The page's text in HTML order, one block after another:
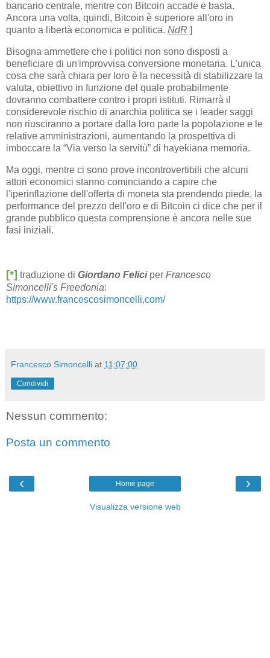
bancario centrale, mentre con Bitcoin accade e basta.
Ancora una volta, quindi, Bitcoin è superiore all'oro in
quanto a libertà economica e politica. NdR
Bisogna ammettere che i politici non sono disposti a
beneficiare di un'improvvisa conversione monetaria. L'unica
cosa che sarà chiara per loro è la necessità di stabilizzare la
valuta, obiettivo in funzione del quale probabilmente
dovranno combattere contro i propri istituti. Rimarrà il
considerevole rischio di anarchia politica se i leader saggi
non riusciranno a portare dalla loro parte la popolazione e le
relative amministrazioni, aumentando la prospettiva di
imboccare la “Via verso la servitù” di hayekiana memoria.
Ma oggi, mentre ci sono prove incontrovertibili che alcuni
attori economici stanno cominciando a capire che
l'iperinflazione dell'offerta di moneta sta prendendo piede, la
performance del prezzo dell'oro e di Bitcoin ci dice che per il
grande pubblico questa comprensione è ancora nelle sue
fasi iniziali.
[*] traduzione di Giordano Felici per Francesco
Simoncelli's Freedonia:
https://www.francescosimoncelli.com/
Francesco Simoncelli at 11:07:00
Condividi
Nessun commento:
Posta un commento
‹ ›
Home page
Visualizza versione web